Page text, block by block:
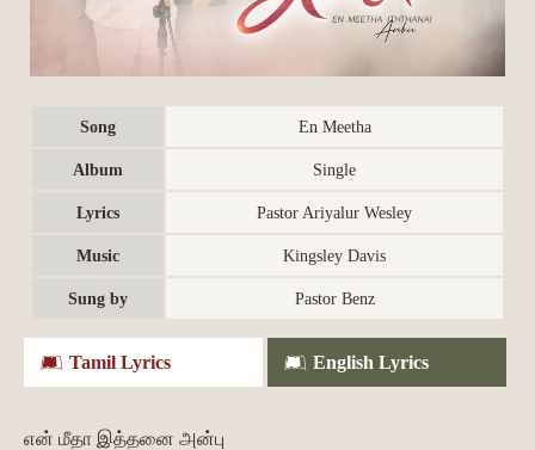
Song En Meetha
Album Single
Lyrics Pastor Ariyalur Wesley
Music Kingsley Davis
Sung by Pastor Benz
Tamil Lyrics English Lyrics
என் மீதா இத்தனை அன்பு